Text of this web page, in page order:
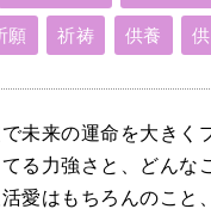
願 祈祷 供養
未来の運命を大きく
る力強さと、どんな
愛はもちろんのこと